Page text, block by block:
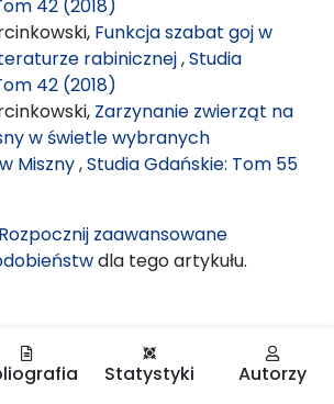
42 (2018)
Funkcja szabat goj w
rabinicznej,Studia
42 (2018)
Zarzynanie zwierząt na
w świetle wybranych
Miszny,Studia Gdańskie: Tom 55
Rozpocznij zaawansowane
dla tego artykułu.
Statystyki Autorzy